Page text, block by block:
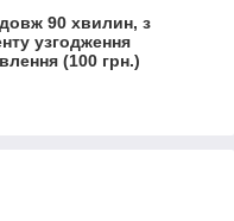
90 хвилин, з
узгодження
(100 грн.)